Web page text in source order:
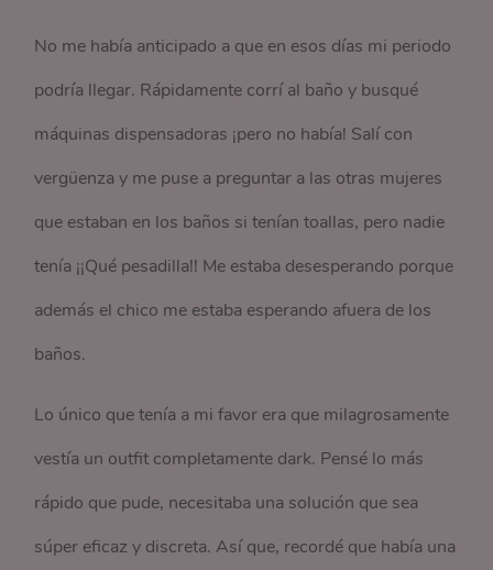
No me había anticipado a que en esos días mi periodo
podría llegar. Rápidamente corrí al baño y busqué
máquinas dispensadoras ¡pero no había! Salí con
vergüenza y me puse a preguntar a las otras mujeres
que estaban en los baños si tenían toallas, pero nadie
tenía ¡¡Qué pesadilla!! Me estaba desesperando porque
además el chico me estaba esperando afuera de los
baños.
Lo único que tenía a mi favor era que milagrosamente
vestía un outfit completamente dark. Pensé lo más
rápido que pude, necesitaba una solución que sea
súper eficaz y discreta. Así que, recordé que había una